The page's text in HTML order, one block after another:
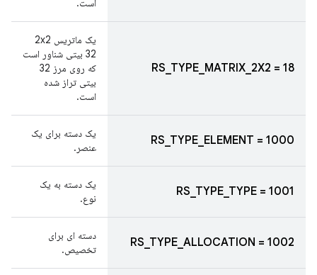
است.
RS_TYPE_MATRIX_2X2 = 18
یک ماتریس 2x2
32 بیتی شناور است
که روی مرز 32
بیتی تراز شده
است.
RS_TYPE_ELEMENT = 1000
یک دسته برای یک
عنصر.
RS_TYPE_TYPE = 1001
یک دسته به یک
نوع.
RS_TYPE_ALLOCATION = 1002
دسته ای برای
تخصیص.